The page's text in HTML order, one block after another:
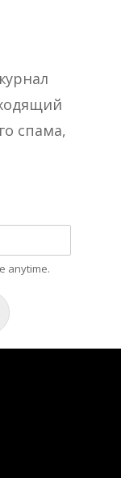
спама,
anytime.